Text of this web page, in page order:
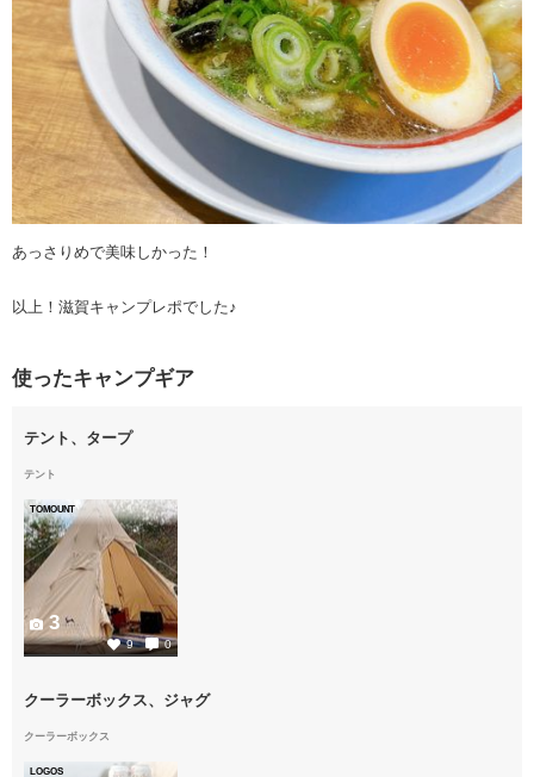
あっさりめで美味しかった！
以上！滋賀キャンプレポでした♪
使ったキャンプギア
テント、タープ
テント
TOMOUNT
9 0
3
クーラーボックス、ジャグ
クーラーボックス
LOGOS